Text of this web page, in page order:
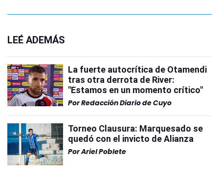
LEÉ ADEMÁS
La fuerte autocrítica de Otamendi
tras otra derrota de River:
"Estamos en un momento crítico"
PorRedacción Diario de Cuyo
Torneo Clausura: Marquesado se
quedó con el invicto de Alianza
PorAriel Poblete